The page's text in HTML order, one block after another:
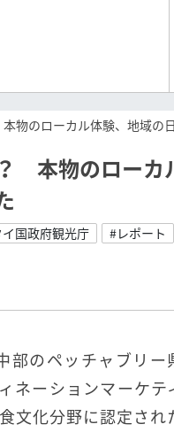
物のローカル体験、地域の
本物のローカ
国政府観光庁 #レポート
部のペッチャブリー
ネーションマーケテ
文化分野に認定され